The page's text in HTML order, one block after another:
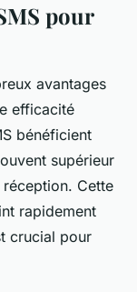
pour
avantages
efficacité
bénéficient
supérieur
Cette
rapidement
crucial pour